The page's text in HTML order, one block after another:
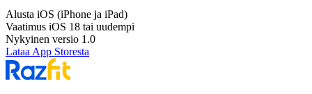
Alusta iOS (iPhone ja iPad)
Vaatimus iOS 18 tai uudempi
Nykyinen versio 1.0
Lataa App Storesta